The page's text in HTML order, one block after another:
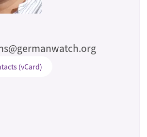
(vCard)